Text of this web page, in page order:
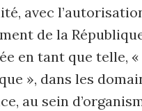
avec
de la
en tant que telle,
», dans les
au sein